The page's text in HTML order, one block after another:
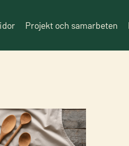
Projekt och samarbeten